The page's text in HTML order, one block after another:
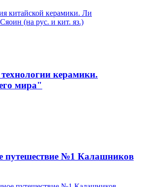
керамики.
мира"
путешествие №1 Калашников